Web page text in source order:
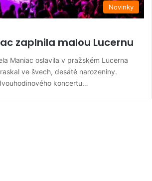
Novinky
zaplnila malou Lucernu
Maniac oslavila v pražském Lucerna
ve švech, desáté narozeniny.
koncertu…